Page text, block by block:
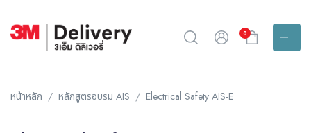
0
หน้าหลัก หลักสูตรอบรม AIS Electrical Safety AIS-E